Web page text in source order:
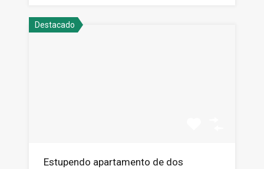
Destacado
Estupendo apartamento de dos